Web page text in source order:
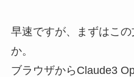
早速ですが、まずはこ
か。
ブラウザからClaude3